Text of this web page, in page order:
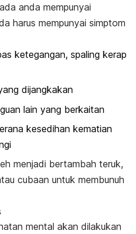
anda mempunyai
harus mempunyai simptom
ketegangan, spaling kerap
dijangkakan
lain yang berkaitan
kesedihan kematian
menjadi bertambah teruk,
cubaan untuk membunuh
mental akan dilakukan